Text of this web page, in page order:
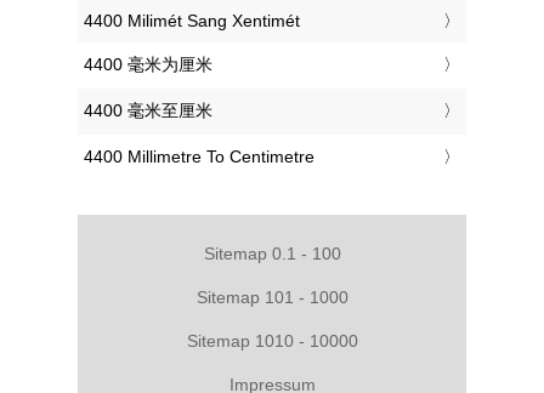
‎4400 Milimét Sang Xentimét
‎4400 毫米为厘米
‎4400 毫米至厘米
‎4400 Millimetre To Centimetre
Sitemap 0.1 - 100
Sitemap 101 - 1000
Sitemap 1010 - 10000
Impressum